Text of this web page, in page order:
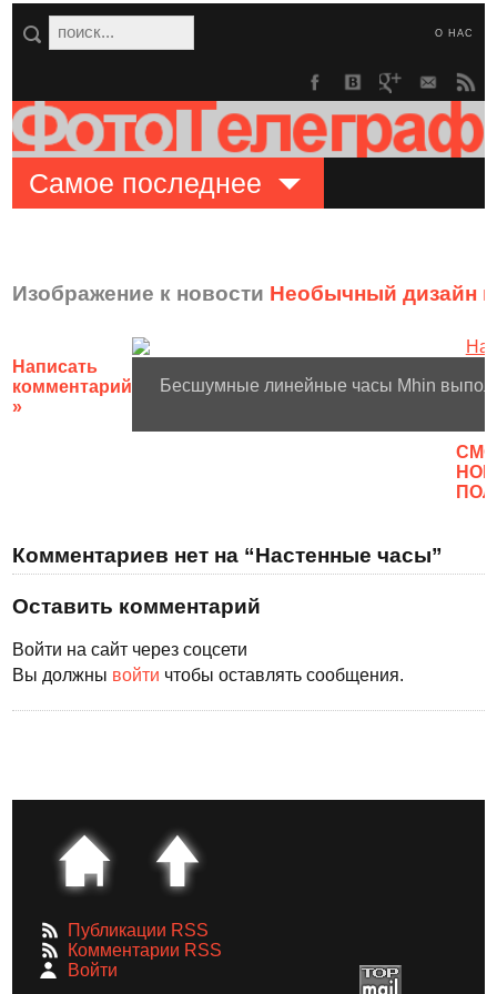
О НАС
Самое последнее
Изображение к новости Необычный дизайн
Написать
комментарий
»
Бесшумные линейные часы Mhin
Комментариев нет на “Настенные часы”
Оставить комментарий
Войти на сайт через соцсети
Вы должны войти чтобы оставлять сообщения.
Публикации RSS
Комментарии RSS
Войти